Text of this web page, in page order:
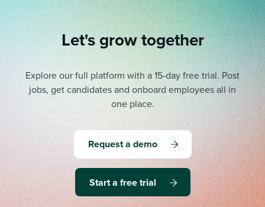
Let's grow together
Explore our full platform with a 15-day free trial. Post
jobs, get candidates and onboard employees all in
one place.
Request a demo
Start a free trial